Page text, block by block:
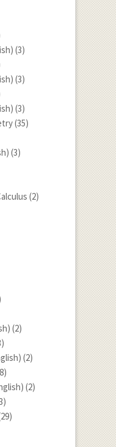
(3)
(3)
(3)
(35)
(3)
(2)
(2)
(2)
(2)